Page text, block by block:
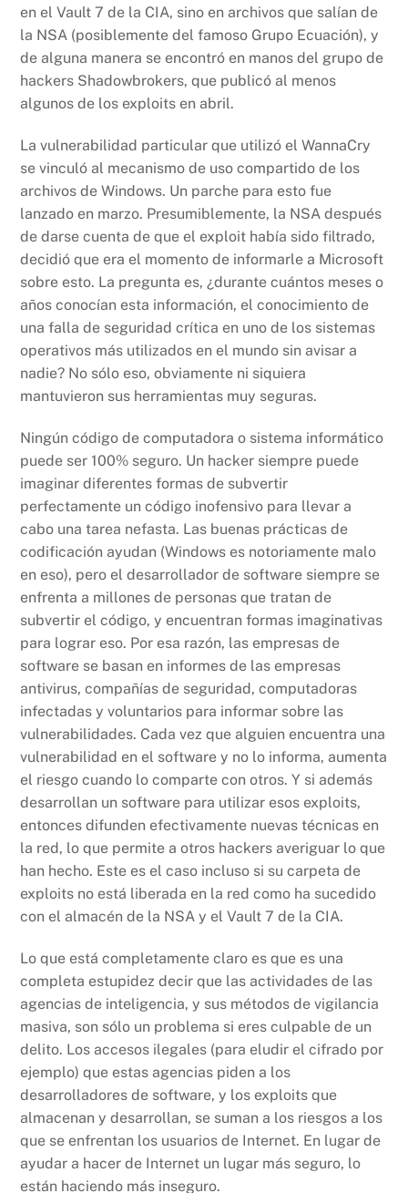
en el Vault 7 de la CIA, sino en archivos que salían de
la NSA (posiblemente del famoso Grupo Ecuación), y
de alguna manera se encontró en manos del grupo de
hackers Shadowbrokers, que publicó al menos
algunos de los exploits en abril.
La vulnerabilidad particular que utilizó el WannaCry
se vinculó al mecanismo de uso compartido de los
archivos de Windows. Un parche para esto fue
lanzado en marzo. Presumiblemente, la NSA después
de darse cuenta de que el exploit había sido filtrado,
decidió que era el momento de informarle a Microsoft
sobre esto. La pregunta es, ¿durante cuántos meses o
años conocían esta información, el conocimiento de
una falla de seguridad crítica en uno de los sistemas
operativos más utilizados en el mundo sin avisar a
nadie? No sólo eso, obviamente ni siquiera
mantuvieron sus herramientas muy seguras.
Ningún código de computadora o sistema informático
puede ser 100% seguro. Un hacker siempre puede
imaginar diferentes formas de subvertir
perfectamente un código inofensivo para llevar a
cabo una tarea nefasta. Las buenas prácticas de
codificación ayudan (Windows es notoriamente malo
en eso), pero el desarrollador de software siempre se
enfrenta a millones de personas que tratan de
subvertir el código, y encuentran formas imaginativas
para lograr eso. Por esa razón, las empresas de
software se basan en informes de las empresas
antivirus, compañías de seguridad, computadoras
infectadas y voluntarios para informar sobre las
vulnerabilidades. Cada vez que alguien encuentra una
vulnerabilidad en el software y no lo informa, aumenta
el riesgo cuando lo comparte con otros. Y si además
desarrollan un software para utilizar esos exploits,
entonces difunden efectivamente nuevas técnicas en
la red, lo que permite a otros hackers averiguar lo que
han hecho. Este es el caso incluso si su carpeta de
exploits no está liberada en la red como ha sucedido
con el almacén de la NSA y el Vault 7 de la CIA.
Lo que está completamente claro es que es una
completa estupidez decir que las actividades de las
agencias de inteligencia, y sus métodos de vigilancia
masiva, son sólo un problema si eres culpable de un
delito. Los accesos ilegales (para eludir el cifrado por
ejemplo) que estas agencias piden a los
desarrolladores de software, y los exploits que
almacenan y desarrollan, se suman a los riesgos a los
que se enfrentan los usuarios de Internet. En lugar de
ayudar a hacer de Internet un lugar más seguro, lo
están haciendo más inseguro.